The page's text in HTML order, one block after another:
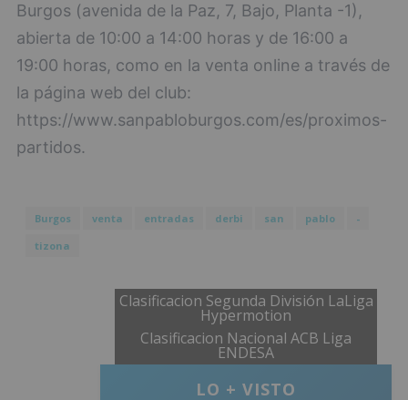
Burgos (avenida de la Paz, 7, Bajo, Planta -1),
abierta de 10:00 a 14:00 horas y de 16:00 a
19:00 horas, como en la venta online a través de
la página web del club:
https://www.sanpabloburgos.com/es/proximos-
partidos.
Burgos venta entradas derbi san pablo
-
tizona
Clasificacion Segunda División LaLiga
Hypermotion
Clasificacion Nacional ACB Liga
ENDESA
LO + VISTO